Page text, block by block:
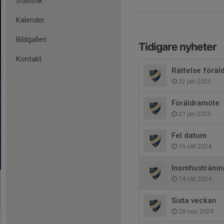
Kalender
Bildgalleri
Kontakt
Tidigare nyheter
Rättelse
22 jan 2025
Föräldramöte
21 jan 2025
Fel datum
15 okt 2024
14 okt 2024
Sista veckan
28 sep 2024